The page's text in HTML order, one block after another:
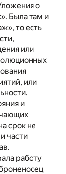
о
Была там и
то есть
или
или
и
срок не
части
работу